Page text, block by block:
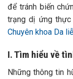
để tránh biến
trạng dị ứng thực
Chuyên khoa Da
I. Tìm hiểu về
Những thông tin